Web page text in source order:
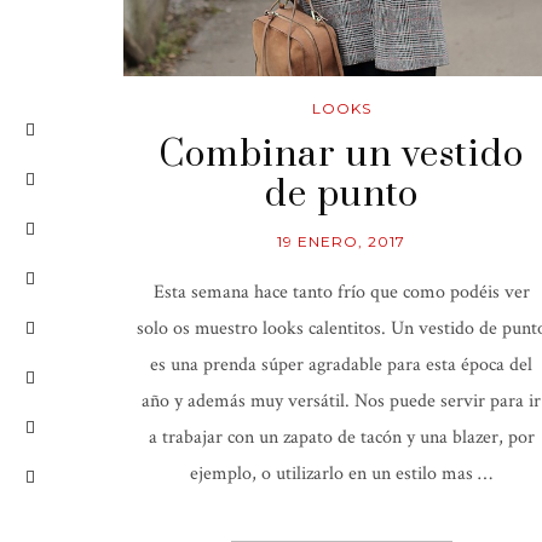
LOOKS
Combinar un vestido
de punto
19 ENERO, 2017
Esta semana hace tanto frío que como podéis ver
solo os muestro looks calentitos. Un vestido de
es una prenda súper agradable para esta época del
año y además muy versátil. Nos puede servir para ir
a trabajar con un zapato de tacón y una blazer, por
ejemplo, o utilizarlo en un estilo mas …